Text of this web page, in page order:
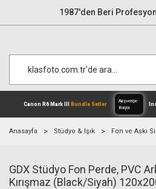
1987'den Beri
Canon R6 Mark IIIBundle
Anasayfa Stüdyo & Işık Fon ve Askı
GDX Stüdyo Fon Perde, PVC
Kırışmaz (Black/Siyah)